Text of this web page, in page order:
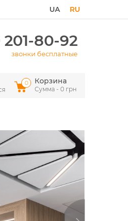
RU
UA
80-92
звонки бесплатные
Корзина
Сумма - 0 грн
0